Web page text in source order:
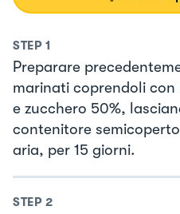
STEP 1
Preparare
marinati coprendoli con
e zucchero 50%,
contenitore
aria, per 15 giorni.
STEP 2